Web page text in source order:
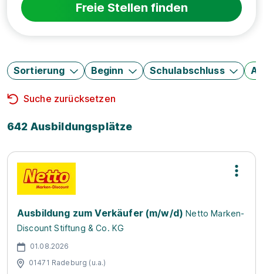
Freie Stellen finden
Sortierung Beginn Schulabschluss
Suche zurücksetzen
642 Ausbildungsplätze
Ausbildung zum Verkäufer (m/w/d) Netto Marken-
Discount Stiftung & Co. KG
01.08.2026
01471 Radeburg (u.a.)